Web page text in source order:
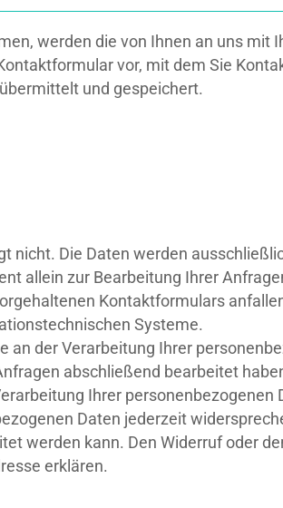
werden die von Ihnen an uns
vor, mit dem Sie
und gespeichert.
nicht. Die Daten werden
allein zur Bearbeitung Ihrer
Kontaktformulars
Systeme.
an der Verarbeitung Ihrer
abschließend bearbeitet
Ihrer
Daten jederzeit
werden kann. Den Widerruf oder
erklären.